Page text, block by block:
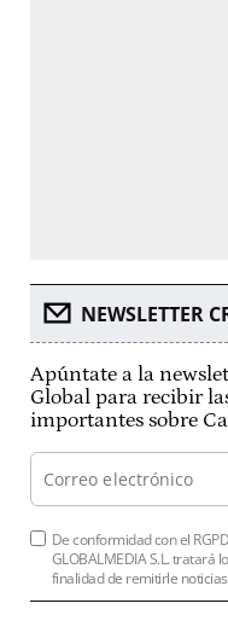
NEWSLETTER
Apúntate a la
Global para recibir
importantes sobre
De conformidad con el
GLOBALMEDIA S.L. tratará
finalidad de remitirle